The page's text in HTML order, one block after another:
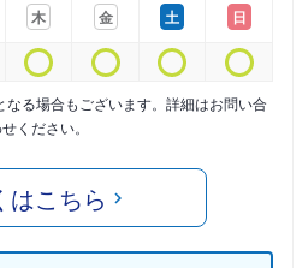
木
金
土
日
る場合もございます。詳細はお問い合
ください。
はこちら